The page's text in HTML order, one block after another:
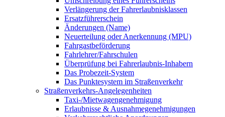
Verlängerung der Fahrerlaubnisklassen
Ersatzführerschein
Änderungen (Name)
Neuerteilung oder Anerkennung (MPU)
Fahrgastbeförderung
Fahrlehrer/Fahrschulen
Überprüfung bei Fahrerlaubnis-Inhabern
Das Probezeit-System
Das Punktesystem im Straßenverkehr
Straßenverkehrs-Angelegenheiten
Taxi-/Mietwagengenehmigung
Erlaubnisse & Ausnahmegenehmigungen